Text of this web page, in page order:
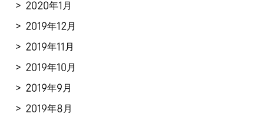
2020年1月
2019年12月
2019年11月
2019年10月
2019年9月
2019年8月